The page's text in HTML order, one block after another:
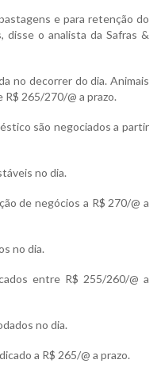
e para retenção do
o analista da Safras &
no decorrer do dia. Animais
265/270/@ a prazo.
são negociados a partir
no dia.
de negócios a R$ 270/@ a
no dia.
entre R$ 255/260/@ a
no dia.
a R$ 265/@ a prazo.